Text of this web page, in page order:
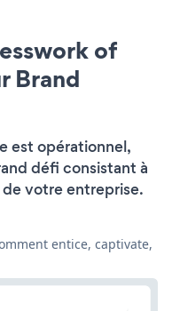
of
Brand
est opérationnel,
défi consistant à
votre entreprise.
entice, captivate,